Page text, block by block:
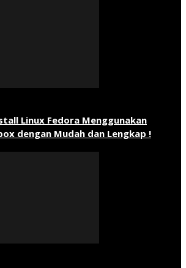
Linux Fedora Menggunakan
dengan Mudah dan Lengkap !